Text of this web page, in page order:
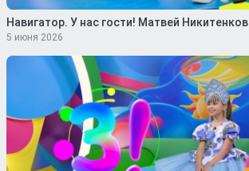
Навигатор. У нас гости! Матвей Никитенков
5 июня 2026